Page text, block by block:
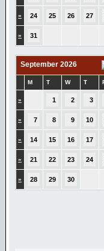
» 24 25 26 27
» 31
September 2026
M T W T
» 1 2 3
» 7 8 9 10
» 14 15 16 17
» 21 22 23 24
» 28 29 30